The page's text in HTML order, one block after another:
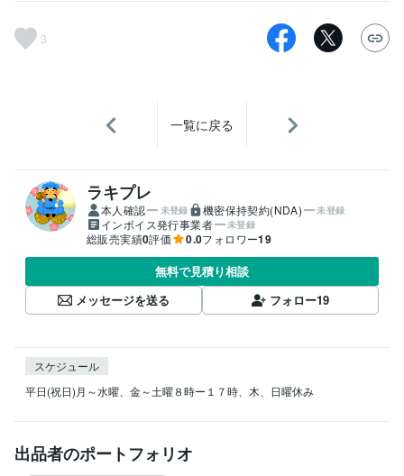
3
一覧に戻る
ラキプレ
本人確認 未登録 機密保持契約(NDA) 未登録
インボイス発行事業者 未登録
総販売実績0評価 0.0フォロワー19
無料で見積り相談
メッセージを送る
フォロー19
スケジュール
平日(祝日)月～水曜、金～土曜８時ー１７時、木、日曜休み
出品者のポートフォリオ